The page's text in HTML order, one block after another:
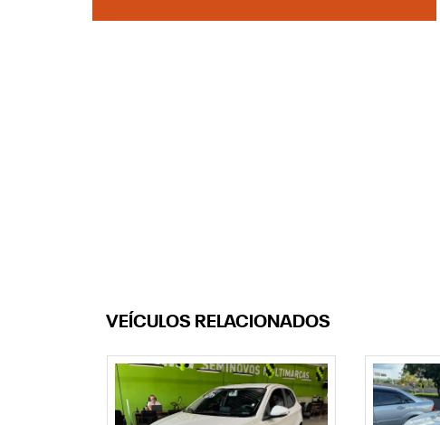
VEÍCULOS RELACIONADOS